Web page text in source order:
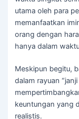
utama oleh para
memanfaatkan
orang dengan
hanya dalam
Meskipun begitu,
dalam rayuan
keuntungan yang
realistis.